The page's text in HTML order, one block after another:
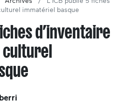
immatériel basque
d’inventaire